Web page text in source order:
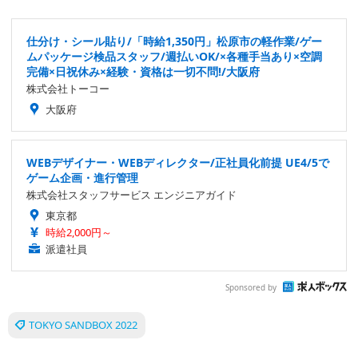
仕分け・シール貼り/「時給1,350円」松原市の軽作業/ゲー
ムパッケージ検品スタッフ/週払いOK/×各種手当あり×空調
完備×日祝休み×経験・資格は一切不問!/大阪府
株式会社トーコー
大阪府
WEBデザイナー・WEBディレクター/正社員化前提 UE4/5で
ゲーム企画・進行管理
株式会社スタッフサービス エンジニアガイド
東京都
時給2,000円～
派遣社員
Sponsored by
TOKYO SANDBOX 2022